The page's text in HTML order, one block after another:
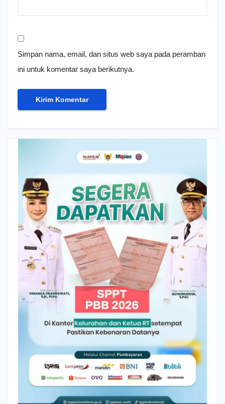
Simpan nama, email, dan situs web saya pada peramban
ini untuk komentar saya berikutnya.